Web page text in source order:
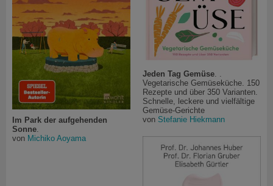
Im Park der aufgehenden
Sonne.
von Michiko Aoyama
Jeden Tag Gemüse. .
Vegetarische Gemüseküche. 150
Rezepte und über 350 Varianten.
Schnelle, leckere und vielfältige
Gemüse-Gerichte
von Stefanie Hiekmann